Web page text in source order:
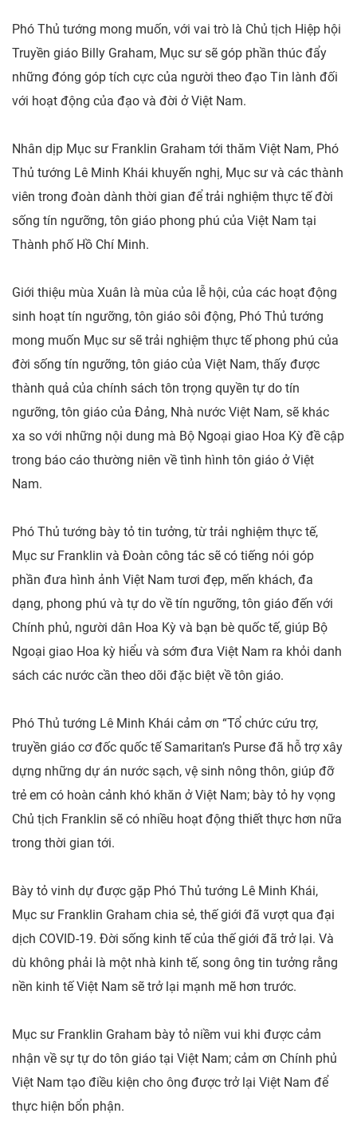
Phó Thủ tướng mong muốn, với vai trò là Chủ tịch Hiệp hội
Truyền giáo Billy Graham, Mục sư sẽ góp phần thúc đẩy
những đóng góp tích cực của người theo đạo Tin lành đối
với hoạt động của đạo và đời ở Việt Nam.
Nhân dịp Mục sư Franklin Graham tới thăm Việt Nam, Phó
Thủ tướng Lê Minh Khái khuyến nghị, Mục sư và các thành
viên trong đoàn dành thời gian để trải nghiệm thực tế đời
sống tín ngưỡng, tôn giáo phong phú của Việt Nam tại
Thành phố Hồ Chí Minh.
Giới thiệu mùa Xuân là mùa của lễ hội, của các hoạt động
sinh hoạt tín ngưỡng, tôn giáo sôi động, Phó Thủ tướng
mong muốn Mục sư sẽ trải nghiệm thực tế phong phú của
đời sống tín ngưỡng, tôn giáo của Việt Nam, thấy được
thành quả của chính sách tôn trọng quyền tự do tín
ngưỡng, tôn giáo của Đảng, Nhà nước Việt Nam, sẽ khác
xa so với những nội dung mà Bộ Ngoại giao Hoa Kỳ đề cập
trong báo cáo thường niên về tình hình tôn giáo ở Việt
Nam.
Phó Thủ tướng bày tỏ tin tưởng, từ trải nghiệm thực tế,
Mục sư Franklin và Đoàn công tác sẽ có tiếng nói góp
phần đưa hình ảnh Việt Nam tươi đẹp, mến khách, đa
dạng, phong phú và tự do về tín ngưỡng, tôn giáo đến với
Chính phủ, người dân Hoa Kỳ và bạn bè quốc tế, giúp Bộ
Ngoại giao Hoa kỳ hiểu và sớm đưa Việt Nam ra khỏi danh
sách các nước cần theo dõi đặc biệt về tôn giáo.
Phó Thủ tướng Lê Minh Khái cảm ơn “Tổ chức cứu trợ,
truyền giáo cơ đốc quốc tế Samaritan’s Purse đã hỗ trợ xây
dựng những dự án nước sạch, vệ sinh nông thôn, giúp đỡ
trẻ em có hoàn cảnh khó khăn ở Việt Nam; bày tỏ hy vọng
Chủ tịch Franklin sẽ có nhiều hoạt động thiết thực hơn nữa
trong thời gian tới.
Bày tỏ vinh dự được gặp Phó Thủ tướng Lê Minh Khái,
Mục sư Franklin Graham chia sẻ, thế giới đã vượt qua đại
dịch COVID-19. Đời sống kinh tế của thế giới đã trở lại. Và
dù không phải là một nhà kinh tế, song ông tin tưởng rằng
nền kinh tế Việt Nam sẽ trở lại mạnh mẽ hơn trước.
Mục sư Franklin Graham bày tỏ niềm vui khi được cảm
nhận về sự tự do tôn giáo tại Việt Nam; cảm ơn Chính phủ
Việt Nam tạo điều kiện cho ông được trở lại Việt Nam để
thực hiện bổn phận.